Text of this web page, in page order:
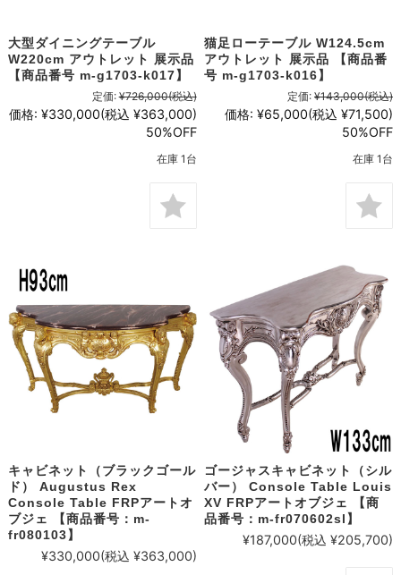
大型ダイニングテーブル
W220cm アウトレット 展示品
【商品番号 m-g1703-k017】
定価: ¥726,000(税込)
価格: ¥330,000(税込 ¥363,000)
50%OFF
在庫 1台
猫足ローテーブル W124.5cm
アウトレット 展示品 【商品番
号 m-g1703-k016】
定価: ¥143,000(税込)
価格: ¥65,000(税込 ¥71,500)
50%OFF
在庫 1台
キャビネット（ブラックゴール
ド） Augustus Rex
Console Table FRPアートオ
ブジェ 【商品番号：m-
fr080103】
¥330,000(税込 ¥363,000)
ゴージャスキャビネット（シル
バー） Console Table Louis
XV FRPアートオブジェ 【商
品番号：m-fr070602sl】
¥187,000(税込 ¥205,700)